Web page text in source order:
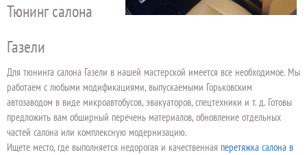
Тюнинг салона
Газели
Для тюнинга салона Газели в нашей мастерской имеется все необходимое. Мы
работаем с любыми модификациями, выпускаемыми Горьковским
автозаводом в виде микроавтобусов, эвакуаторов, спецтехники и т. д. Готовы
предложить вам обширный перечень материалов, обновление отдельных
частей салона или комплексную модернизацию.
Ищете место, где выполняется недорогая и качественная перетяжка салона в